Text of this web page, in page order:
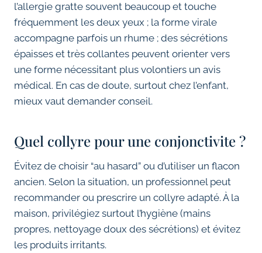
l’allergie gratte souvent beaucoup et touche
fréquemment les deux yeux ; la forme virale
accompagne parfois un rhume ; des sécrétions
épaisses et très collantes peuvent orienter vers
une forme nécessitant plus volontiers un avis
médical. En cas de doute, surtout chez l’enfant,
mieux vaut demander conseil.
Quel collyre pour une conjonctivite ?
Évitez de choisir “au hasard” ou d’utiliser un flacon
ancien. Selon la situation, un professionnel peut
recommander ou prescrire un collyre adapté. À la
maison, privilégiez surtout l’hygiène (mains
propres, nettoyage doux des sécrétions) et évitez
les produits irritants.